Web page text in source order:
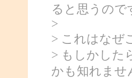
ると思うので
>
> これはなぜ
> もしかした
かも知れませ